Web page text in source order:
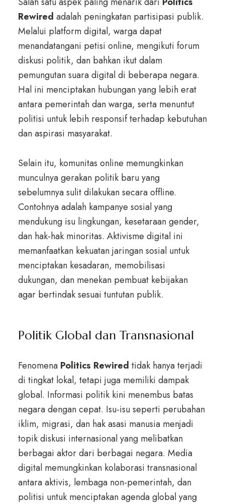
Rewired adalah peningkatan partisipasi publik.
Melalui platform digital, warga dapat
menandatangani petisi online, mengikuti forum
diskusi politik, dan bahkan ikut dalam
pemungutan suara digital di beberapa negara.
Hal ini menciptakan hubungan yang lebih erat
antara pemerintah dan warga, serta menuntut
politisi untuk lebih responsif terhadap kebutuhan
dan aspirasi masyarakat.
Selain itu, komunitas online memungkinkan
munculnya gerakan politik baru yang
sebelumnya sulit dilakukan secara offline.
Contohnya adalah kampanye sosial yang
mendukung isu lingkungan, kesetaraan gender,
dan hak-hak minoritas. Aktivisme digital ini
memanfaatkan kekuatan jaringan sosial untuk
menciptakan kesadaran, memobilisasi
dukungan, dan menekan pembuat kebijakan
agar bertindak sesuai tuntutan publik.
Politik Global dan Transnasional
Fenomena Politics Rewired tidak hanya terjadi
di tingkat lokal, tetapi juga memiliki dampak
global. Informasi politik kini menembus batas
negara dengan cepat. Isu-isu seperti perubahan
iklim, migrasi, dan hak asasi manusia menjadi
topik diskusi internasional yang melibatkan
berbagai aktor dari berbagai negara. Media
digital memungkinkan kolaborasi transnasional
antara aktivis, lembaga non-pemerintah, dan
politisi untuk menciptakan agenda global yang